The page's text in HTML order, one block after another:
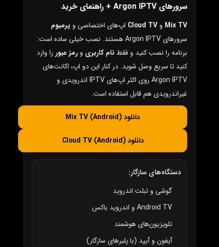
سرورهای Argon IPTV + راهنمای خرید
Mix TV و Cloud TV اپ‌های اختصاصی و پرمیوم
سرورهای Argon IPTV هستند. نصب خیلی ساده است:
برنامه را نصب کنید و فقط نام کاربری و رمز عبور را وارد
کنید تا سریع وصل شوید. در کنار این دو اپ، اکانت‌های
Argon IPTV روی اکثر اپ‌های IPTV اندرویدی و
غیراندرویدی هم قابل استفاده است.
دانلود Mix TV (Android)
دانلود Cloud TV (Android)
دستگاه‌های سازگار:
گوشی و تبلت اندروید
Android TV و اندروید باکس
تلویزیون‌های هوشمند
آیفون و آیپد (با پلیرهای سازگار)